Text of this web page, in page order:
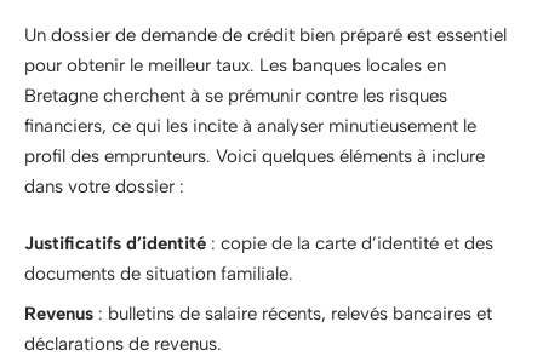
Un dossier de demande de crédit bien préparé est essentiel
pour obtenir le meilleur taux. Les banques locales en
Bretagne cherchent à se prémunir contre les risques
financiers, ce qui les incite à analyser minutieusement le
profil des emprunteurs. Voici quelques éléments à inclure
dans votre dossier :
Justificatifs d’identité : copie de la carte d’identité et des
documents de situation familiale.
Revenus : bulletins de salaire récents, relevés bancaires et
déclarations de revenus.